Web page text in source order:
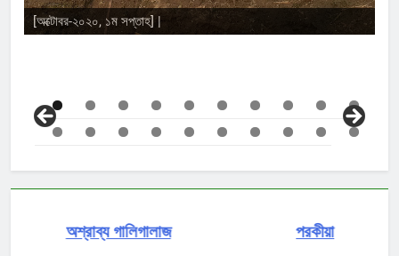
Sanjeeda Ansari
অশ্রাব্য গালিগালাজ